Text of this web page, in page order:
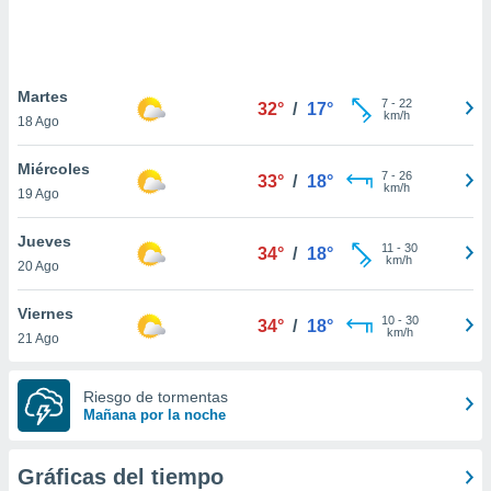
únicos
similares
como
sitio
de
posible
traten tus
en
Para
su
Martes
18 Ago
32° / 17° 7- 22
km/h
Miércoles
19 Ago
33° / 18° 7- 26
km/h
Jueves
20 Ago
34° / 18° 11 - 30
km/h
Viernes
21 Ago
34° / 18° 10- 30
km/h
Riesgo de tormentas
Mañana por la noche
Gráficas del tiempo